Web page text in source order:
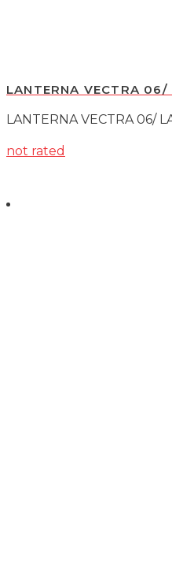
LANTERNA VECTRA 06/
LANTERNA VECTRA 06/
not rated